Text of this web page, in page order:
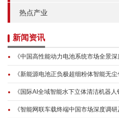
热点产业
新闻资讯
《中国高性能动力电池系统市场全景
《新能源电池正负极超细粉体智能无
《国际AI全域智能水下立体清洁机器
《智能网联车载终端中国市场深度调